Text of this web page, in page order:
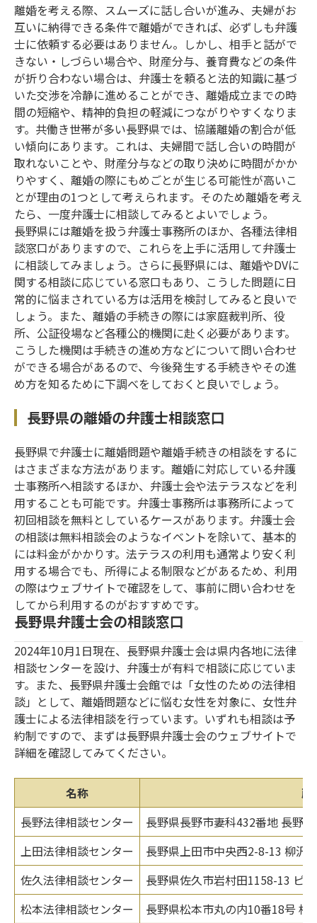
離婚を考える際、スムーズに話し合いが進み、夫婦がお
互いに納得できる条件で離婚ができれば、必ずしも弁護
士に依頼する必要はありません。しかし、相手と話がで
きない・しづらい場合や、財産分与、養育費などの条件
が折り合わない場合は、弁護士を頼ると法的知識に基づ
いた交渉を冷静に進めることができ、離婚成立までの時
間の短縮や、精神的負担の軽減につながりやすくなりま
す。共働き世帯が多い長野県では、協議離婚の割合が低
い傾向にあります。これは、夫婦間で話し合いの時間が
取れないことや、財産分与などの取り決めに時間がかか
りやすく、離婚の際にもめごとが生じる可能性が高いこ
とが理由の1つとして考えられます。そのため離婚を考え
たら、一度弁護士に相談してみるとよいでしょう。
長野県には離婚を扱う弁護士事務所のほか、各種法律相
談窓口がありますので、これらを上手に活用して弁護士
に相談してみましょう。さらに長野県には、離婚やDVに
関する相談に応じている窓口もあり、こうした問題に日
常的に悩まされている方は活用を検討してみると良いで
しょう。また、離婚の手続きの際には家庭裁判所、役
所、公証役場など各種公的機関に赴く必要があります。
こうした機関は手続きの進め方などについて問い合わせ
ができる場合があるので、今後発生する手続きやその進
め方を知るために下調べをしておくと良いでしょう。
長野県の離婚の弁護士相談窓口
長野県で弁護士に離婚問題や離婚手続きの相談をするに
はさまざまな方法があります。離婚に対応している弁護
士事務所へ相談するほか、弁護士会や法テラスなどを利
用することも可能です。弁護士事務所は事務所によって
初回相談を無料としているケースがあります。弁護士会
の相談は無料相談会のようなイベントを除いて、基本的
には料金がかかりす。法テラスの利用も通常より安く利
用する場合でも、所得による制限などがあるため、利用
の際はウェブサイトで確認をして、事前に問い合わせを
してから利用するのがおすすめです。
長野県弁護士会の相談窓口
2024年10月1日現在、長野県弁護士会は県内各地に法律
相談センターを設け、弁護士が有料で相談に応じていま
す。また、長野県弁護士会館では「女性のための法律相
談」として、離婚問題などに悩む女性を対象に、女性弁
護士による法律相談を行っています。いずれも相談は予
約制ですので、まずは長野県弁護士会のウェブサイトで
詳細を確認してみてください。
名称
所
長野法律相談センター
長野県長野市妻科432番地 長野
上田法律相談センター
長野県上田市中央西2-8-13 柳沢
佐久法律相談センター
長野県佐久市岩村田1158-13 ピ
松本法律相談センター
長野県松本市丸の内10番18号 松